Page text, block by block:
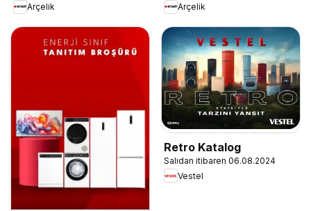
Arçelik
Arçelik
Retro Katalog
Salıdan itibaren 06.08.2024
Vestel